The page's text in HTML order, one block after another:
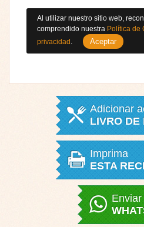
Adicionar
LIVRO DE
Imprima
ESTA
Enviar
Al utilizar nuestro sitio web,
comprendido nuestra Política de
privacidad . Aceptar